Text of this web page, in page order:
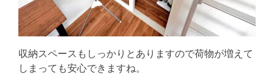
収納スペースもしっかりとありますので荷物が増えて
しまっても安心できますね。